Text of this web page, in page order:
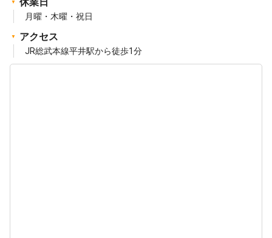
月曜・木曜・祝日
アクセス
JR総武本線平井駅から徒歩1分